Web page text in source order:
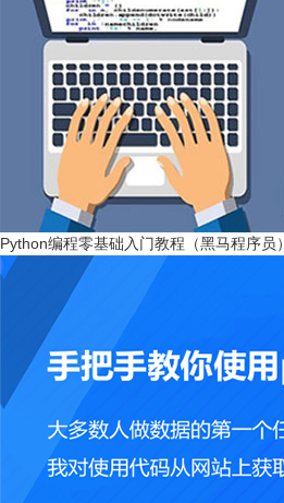
Python编程零基础入门教程（黑马程序员）